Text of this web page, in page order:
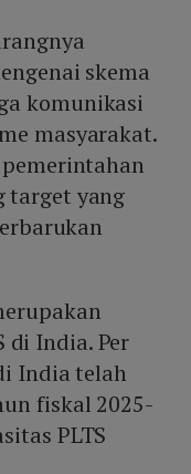
skema
komunikasi
masyarakat.
target yang
di India. Per
India telah
fiskal 2025-
PLTS